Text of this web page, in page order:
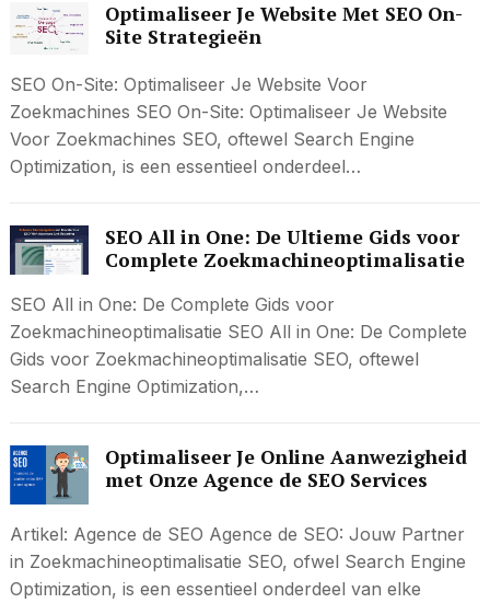
Optimaliseer Je Website Met SEO On-
Site Strategieën
SEO On-Site: Optimaliseer Je Website Voor
Zoekmachines SEO On-Site: Optimaliseer Je Website
Voor Zoekmachines SEO, oftewel Search Engine
Optimization, is een essentieel onderdeel…
SEO All in One: De Ultieme Gids voor
Complete Zoekmachineoptimalisatie
SEO All in One: De Complete Gids voor
Zoekmachineoptimalisatie SEO All in One: De Complete
Gids voor Zoekmachineoptimalisatie SEO, oftewel
Search Engine Optimization,…
Optimaliseer Je Online Aanwezigheid
met Onze Agence de SEO Services
Artikel: Agence de SEO Agence de SEO: Jouw Partner
in Zoekmachineoptimalisatie SEO, ofwel Search Engine
Optimization, is een essentieel onderdeel van elke